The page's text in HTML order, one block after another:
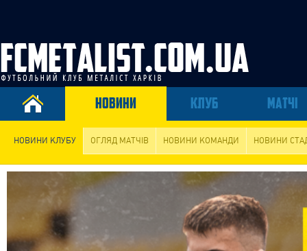
НОВИНИ КЛУБ МАТЧІ
НОВИНИ КЛУБУ ОГЛЯД МАТЧІВ НОВИНИ КОМАНДИ НОВИНИ